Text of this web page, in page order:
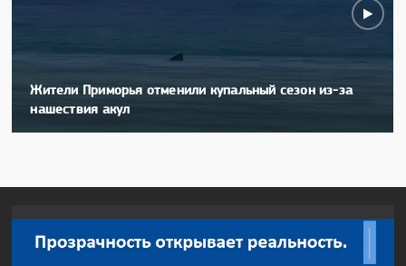
Жители Приморья отменили купальный сезон из-за
нашествия акул